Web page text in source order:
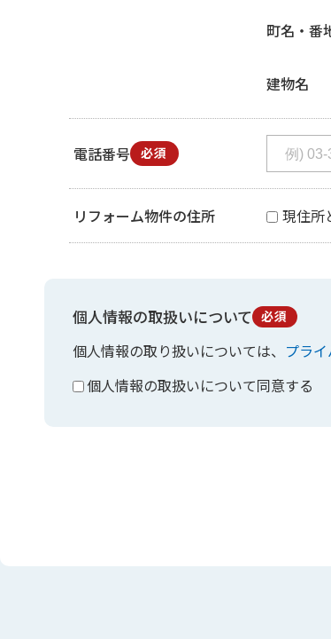
町名・番
建物名
電話番号 必須
リフォーム物件の住所 現住所
個人情報の取扱いについて 必須
個人情報の取り扱いについては、 プラ
個人情報の取扱いについて同意する